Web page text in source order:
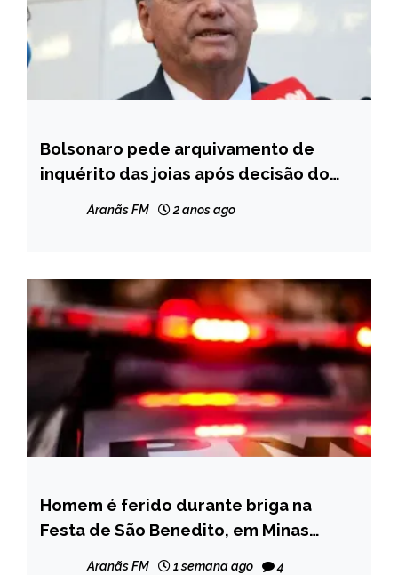
NOTÍCIAS
Bolsonaro pede arquivamento de
inquérito das joias após decisão do
TCU sobre Lula; entenda
Aranãs FM 2 anos ago
MINAS
GERAIS
NOTÍCIAS
Homem é ferido durante briga na
Festa de São Benedito, em Minas
Aranãs FM 1 semana ago 4